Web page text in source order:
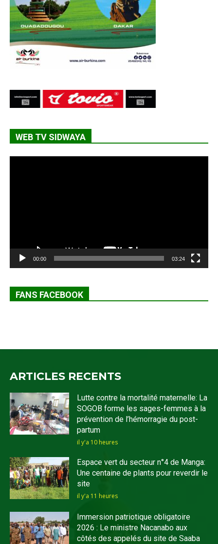
WEB TV SIDWAYA
00:00 03:24
FANS FACEBOOK
ARTICLES RECENTS
Lutte contre la mortalité maternelle: La
SOGOB forme les sages-femmes à la
prévention de l’hémorragie du post-
partum
il y'a 10 heures
Espace vert du secteur n°4 de Manga:
Une centaine de plants pour reverdir le
site
il y'a 11 heures
Immersion patriotique obligatoire
2026 : Le ministre Nacanabo aux
côtés des appelés du site de Saaba